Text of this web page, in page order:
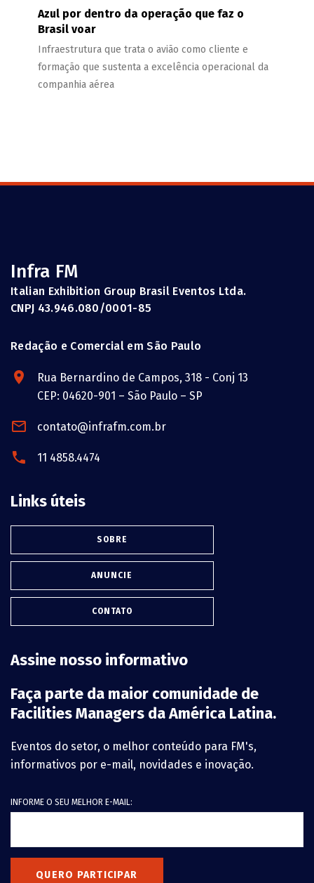
Azul por dentro da operação que faz o
Brasil voar
Infraestrutura que trata o avião como cliente e
formação que sustenta a excelência operacional da
companhia aérea
Infra FM
Italian Exhibition Group Brasil Eventos Ltda.
CNPJ 43.946.080/0001-85
Redação e Comercial em São Paulo
Rua Bernardino de Campos, 318 - Conj 13
CEP: 04620-901 – São Paulo – SP
contato@infrafm.com.br
11 4858.4474
Links úteis
SOBRE
ANUNCIE
CONTATO
Assine nosso informativo
Faça parte da maior comunidade de
Facilities Managers da América Latina.
Eventos do setor, o melhor conteúdo para FM's,
informativos por e-mail, novidades e inovação.
INFORME O SEU MELHOR E-MAIL:
QUERO PARTICIPAR